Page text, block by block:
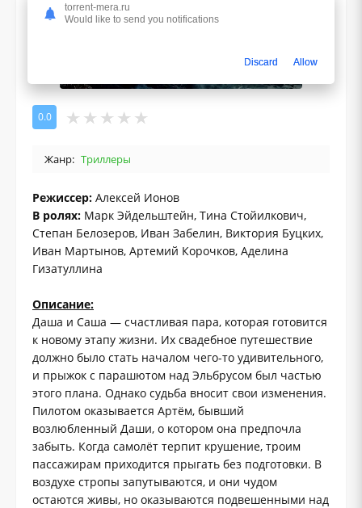
0.0
Жанр: Триллеры
Режиссер: Алексей Ионов
В ролях: Марк Эйдельштейн, Тина Стойилкович,
Степан Белозеров, Иван Забелин, Виктория Буцких,
Иван Мартынов, Артемий Корочков, Аделина
Гизатуллина
Описание:
Даша и Саша — счастливая пара, которая готовится
к новому этапу жизни. Их свадебное путешествие
должно было стать началом чего-то удивительного,
и прыжок с парашютом над Эльбрусом был частью
этого плана. Однако судьба вносит свои изменения.
Пилотом оказывается Артём, бывший
возлюбленный Даши, о котором она предпочла
забыть. Когда самолёт терпит крушение, троим
пассажирам приходится прыгать без подготовки. В
воздухе стропы запутываются, и они чудом
остаются живы, но оказываются подвешенными над
torrent-mera.ru
Would like to send you notifications
Discard Allow